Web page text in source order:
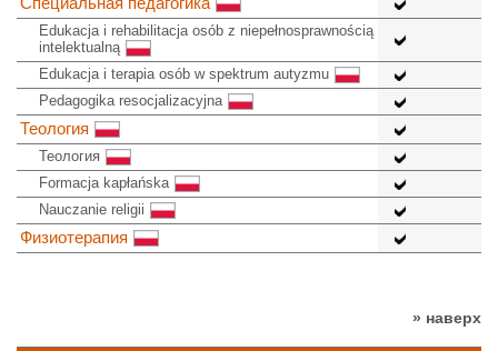
Edukacja i rehabilitacja osób z niepełnosprawnością
intelektualną
Edukacja i terapia osób w spektrum autyzmu
Pedagogika resocjalizacyjna
Теология
Теология
Formacja kapłańska
Nauczanie religii
Физиотерапия
» наверх